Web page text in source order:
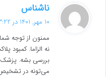
ناشناس
ف
:
10 مهر, 1401 در 13:22
ممنون از توجه شما
نه الزاما. کمبود
بررسی بشه.
می‌تونه در